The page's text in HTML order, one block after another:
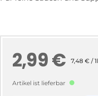
2,99 € 7,48 € / 1l
Artikel ist lieferbar